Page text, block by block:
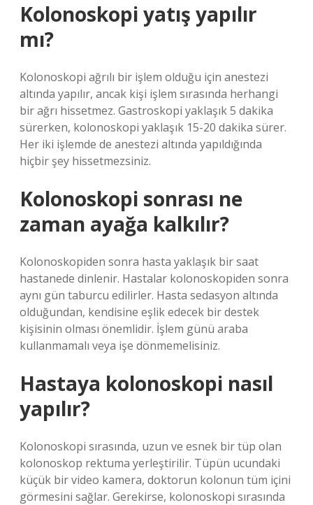
Kolonoskopi yatış yapılır
mı?
Kolonoskopi ağrılı bir işlem olduğu için anestezi
altında yapılır, ancak kişi işlem sırasında herhangi
bir ağrı hissetmez. Gastroskopi yaklaşık 5 dakika
sürerken, kolonoskopi yaklaşık 15-20 dakika sürer.
Her iki işlemde de anestezi altında yapıldığında
hiçbir şey hissetmezsiniz.
Kolonoskopi sonrası ne
zaman ayağa kalkılır?
Kolonoskopiden sonra hasta yaklaşık bir saat
hastanede dinlenir. Hastalar kolonoskopiden sonra
aynı gün taburcu edilirler. Hasta sedasyon altında
olduğundan, kendisine eşlik edecek bir destek
kişisinin olması önemlidir. İşlem günü araba
kullanmamalı veya işe dönmemelisiniz.
Hastaya kolonoskopi nasıl
yapılır?
Kolonoskopi sırasında, uzun ve esnek bir tüp olan
kolonoskop rektuma yerleştirilir. Tüpün ucundaki
küçük bir video kamera, doktorun kolonun tüm içini
görmesini sağlar. Gerekirse, kolonoskopi sırasında